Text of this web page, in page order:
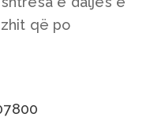
që po